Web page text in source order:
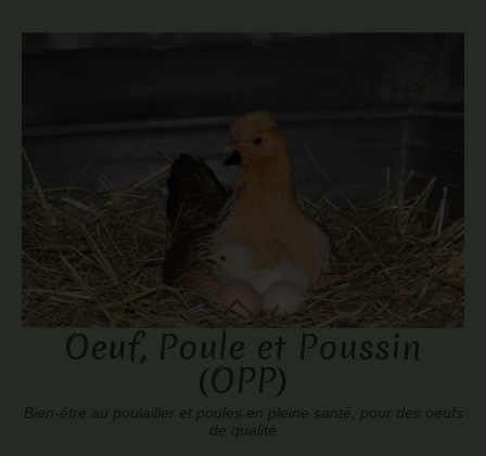
Oeuf, Poule et Poussin
(OPP)
Bien-être au poulailler et poules en pleine santé, pour des oeufs
de qualité